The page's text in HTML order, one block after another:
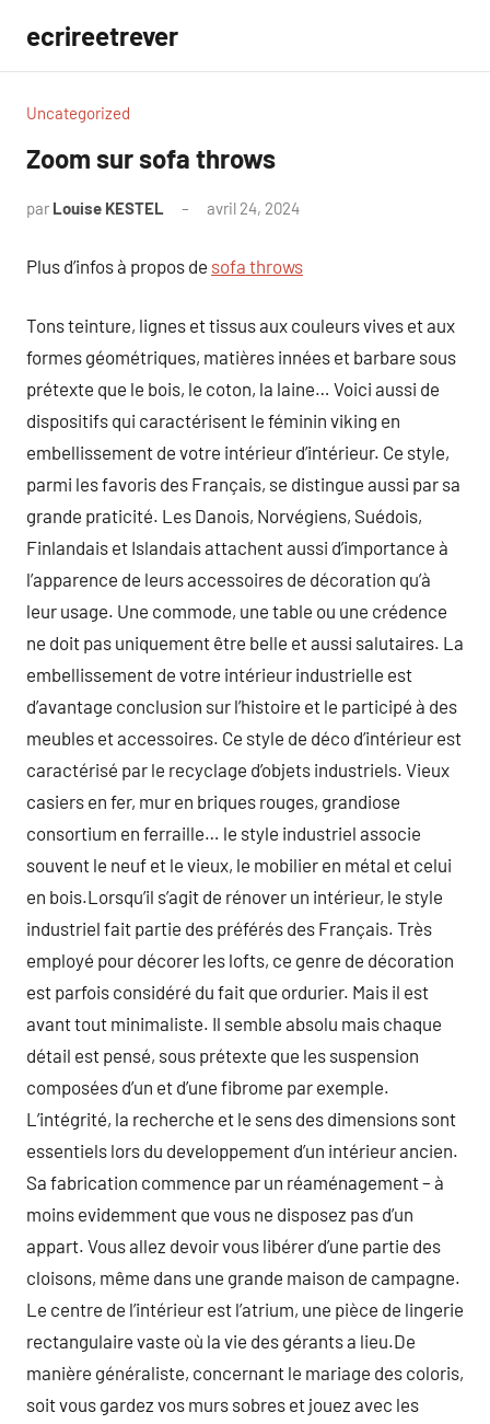
contenu
ecrireetrever
Uncategorized
Zoom sur sofa throws
par Louise KESTEL avril 24, 2024
Plus d’infos à propos de sofa throws
Tons teinture, lignes et tissus aux couleurs vives et aux
formes géométriques, matières innées et barbare sous
prétexte que le bois, le coton, la laine… Voici aussi de
dispositifs qui caractérisent le féminin viking en
embellissement de votre intérieur d’intérieur. Ce style,
parmi les favoris des Français, se distingue aussi par sa
grande praticité. Les Danois, Norvégiens, Suédois,
Finlandais et Islandais attachent aussi d’importance à
l’apparence de leurs accessoires de décoration qu’à
leur usage. Une commode, une table ou une crédence
ne doit pas uniquement être belle et aussi salutaires. La
embellissement de votre intérieur industrielle est
d’avantage conclusion sur l’histoire et le participé à des
meubles et accessoires. Ce style de déco d’intérieur est
caractérisé par le recyclage d’objets industriels. Vieux
casiers en fer, mur en briques rouges, grandiose
consortium en ferraille… le style industriel associe
souvent le neuf et le vieux, le mobilier en métal et celui
en bois.Lorsqu’il s’agit de rénover un intérieur, le style
industriel fait partie des préférés des Français. Très
employé pour décorer les lofts, ce genre de décoration
est parfois considéré du fait que ordurier. Mais il est
avant tout minimaliste. Il semble absolu mais chaque
détail est pensé, sous prétexte que les suspension
composées d’un et d’une fibrome par exemple.
L’intégrité, la recherche et le sens des dimensions sont
essentiels lors du developpement d’un intérieur ancien.
Sa fabrication commence par un réaménagement – à
moins evidemment que vous ne disposez pas d’un
appart. Vous allez devoir vous libérer d’une partie des
cloisons, même dans une grande maison de campagne.
Le centre de l’intérieur est l’atrium, une pièce de lingerie
rectangulaire vaste où la vie des gérants a lieu.De
manière généraliste, concernant le mariage des coloris,
soit vous gardez vos murs sobres et jouez avec les